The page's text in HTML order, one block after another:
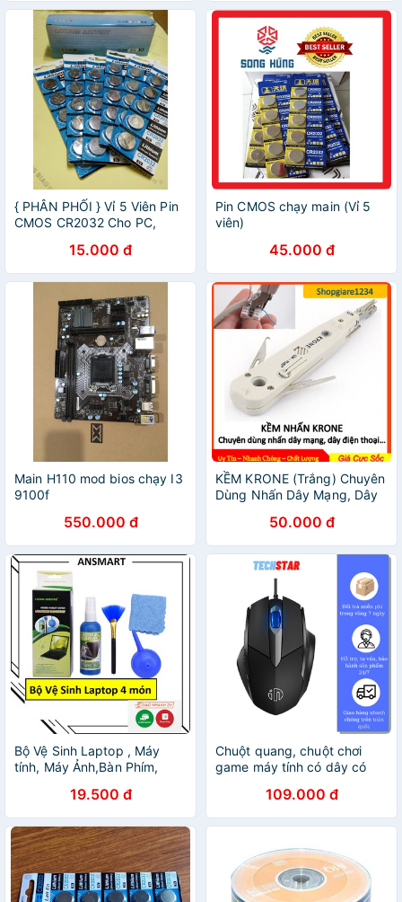
{ PHÂN PHỐI } Vỉ 5 Viên Pin
CMOS CR2032 Cho PC,
15.000 đ
Pin CMOS chạy main (Vỉ 5
viên)
45.000 đ
Main H110 mod bios chạy I3
9100f
550.000 đ
KỀM KRONE (Trắng) Chuyên
Dùng Nhấn Dây Mạng, Dây
cao cấp. Kềm Nhấn Krone
50.000 đ
Bộ Vệ Sinh Laptop , Máy
tính, Máy Ảnh,Bàn Phím,
19.500 đ
Chuột quang, chuột chơi
game máy tính có dây có
109.000 đ